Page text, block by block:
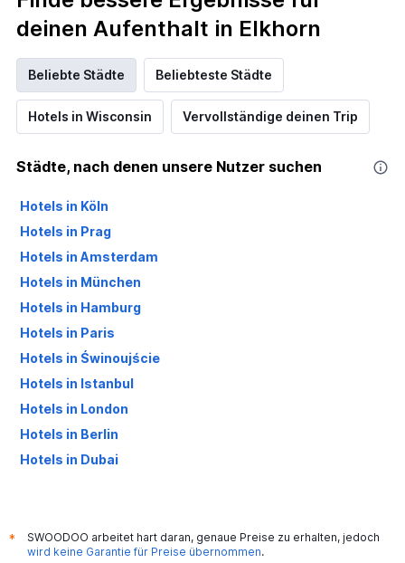
deinen Aufenthalt in Elkhorn
Beliebte Städte Beliebteste Städte
Hotels in Wisconsin Vervollständige deinen Trip
Städte, nach denen unsere Nutzer suchen
Hotels in Köln
Hotels in Prag
Hotels in Amsterdam
Hotels in München
Hotels in Hamburg
Hotels in Paris
Hotels in Świnoujście
Hotels in Istanbul
Hotels in London
Hotels in Berlin
Hotels in Dubai
*
SWOODOO arbeitet hart daran, genaue Preise zu erhalten, jedoch
wird keine Garantie für Preise übernommen.